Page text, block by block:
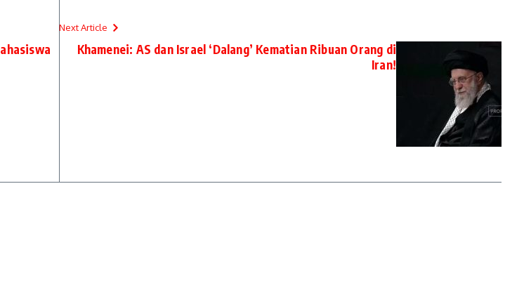
Next Article
Khamenei: AS dan Israel ‘Dalang’ Kematian Ribuan Orang di
Iran!